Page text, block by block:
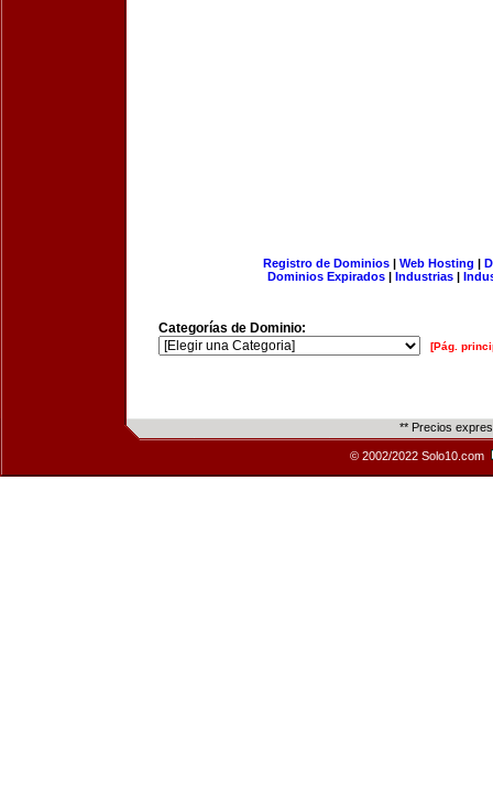
Registro de Dominios| Web Hosting |
Dominios Expirados | Industrias |
Categorías de Dominio:
[Pág.
** Precios
© 2002/2022 Solo10.com